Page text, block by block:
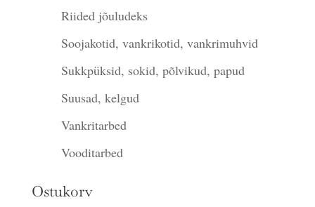
Riided jõuludeks
Soojakotid, vankrikotid, vankrimuhvid
Sukkpüksid, sokid, põlvikud, papud
Suusad, kelgud
Vankritarbed
Vooditarbed
Ostukorv